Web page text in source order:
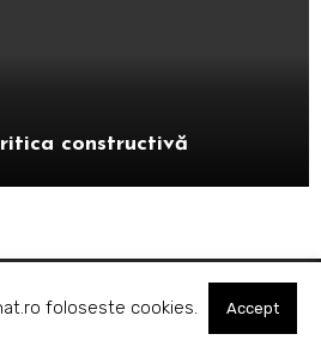
constructivă
cu Bogdan Ignat
foloseste cookies. Accept